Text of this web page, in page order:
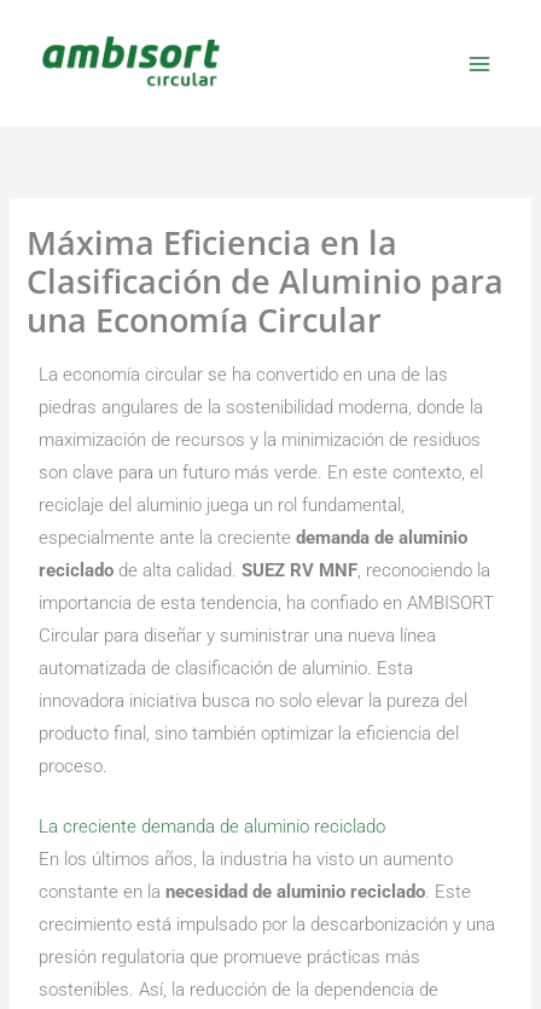
Máxima Eficiencia en la
Clasificación de Aluminio para
una Economía Circular
La economía circular se ha convertido en una de las
piedras angulares de la sostenibilidad moderna, donde la
maximización de recursos y la minimización de residuos
son clave para un futuro más verde. En este contexto, el
reciclaje del aluminio juega un rol fundamental,
especialmente ante la crecientedemanda de aluminio
reciclado de alta calidad.SUEZ RV MNF, reconociendo la
importancia de esta tendencia, ha confiado en AMBISORT
Circular para diseñar y suministrar una nueva línea
automatizada de clasificación de aluminio. Esta
innovadora iniciativa busca no solo elevar la pureza del
producto final, sino también optimizar la eficiencia del
proceso.
La creciente demanda de aluminio reciclado
En los últimos años, la industria ha visto un aumento
constante en lanecesidad de aluminio reciclado. Este
crecimiento está impulsado por la descarbonización y una
presión regulatoria que promueve prácticas más
sostenibles. Así, la reducción de la dependencia de